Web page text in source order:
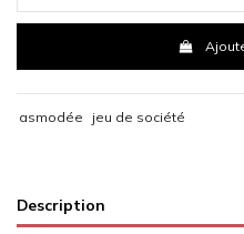
asmodée jeu de société
Description